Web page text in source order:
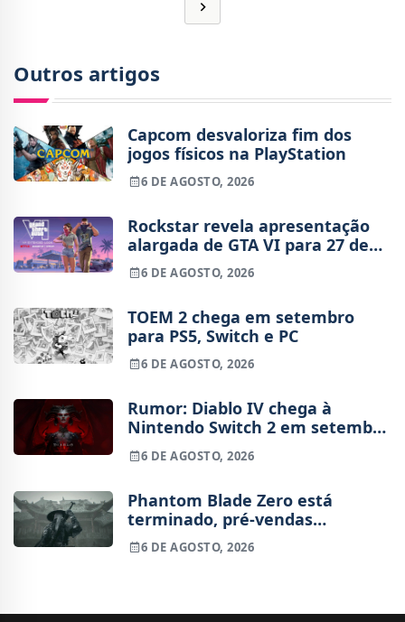
›
Outros artigos
Capcom desvaloriza fim dos
jogos físicos na PlayStation
6 DE AGOSTO, 2026
Rockstar revela apresentação
alargada de GTA VI para 27 de
agosto
6 DE AGOSTO, 2026
TOEM 2 chega em setembro
para PS5, Switch e PC
6 DE AGOSTO, 2026
Rumor: Diablo IV chega à
Nintendo Switch 2 em setembro
e vai custar o preço de um jogo
novo
6 DE AGOSTO, 2026
Phantom Blade Zero está
terminado, pré-vendas
começam na próxima semana
6 DE AGOSTO, 2026